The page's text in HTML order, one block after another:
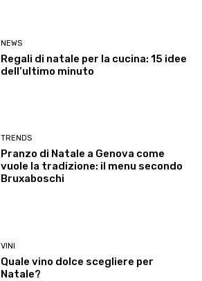
NEWS
Regali di natale per la cucina: 15 idee
dell’ultimo minuto
TRENDS
Pranzo di Natale a Genova come
vuole la tradizione: il menu secondo
Bruxaboschi
VINI
Quale vino dolce scegliere per
Natale?